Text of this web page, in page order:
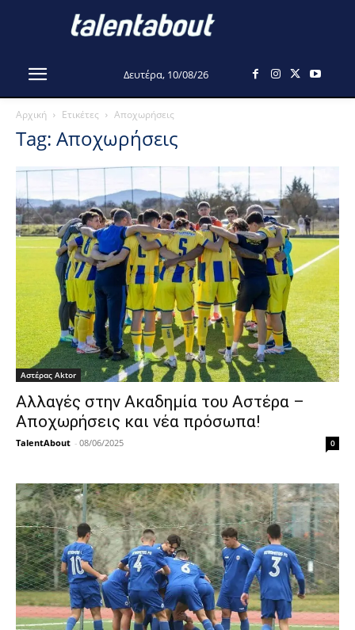
Δευτέρα, 10/08/26
Αρχική Ετικέτες Αποχωρήσεις
Tag: Αποχωρήσεις
Αστέρας Aktor
Αλλαγές στην Ακαδημία του Αστέρα –
Αποχωρήσεις και νέα πρόσωπα!
TalentAbout - 08/06/2025 0